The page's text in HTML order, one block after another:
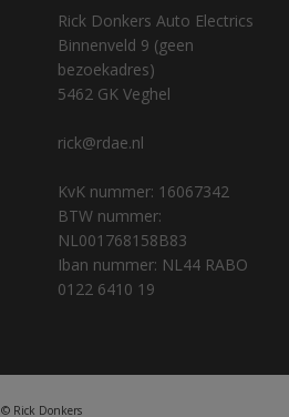
Rick Donkers Auto Electrics
Binnenveld 9 (geen
bezoekadres)
5462 GK Veghel
rick@rdae.nl
KvK nummer: 16067342
BTW nummer:
NL001768158B83
Iban nummer: NL44 RABO
0122 6410 19
© Rick Donkers